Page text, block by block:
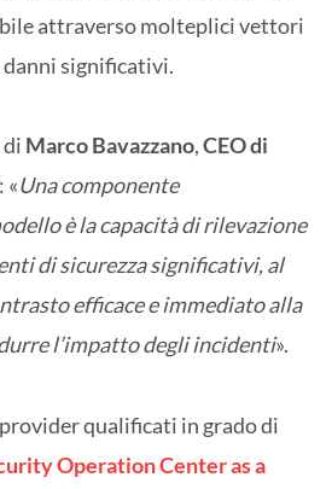
attraverso molteplici vettori
danni significativi.
Marco Bavazzano,CEO di
«Una componente
è la capacità di rilevazione
di sicurezza significativi, al
efficace e immediato alla
l’impatto degli incidenti».
qualificati in grado di
Operation Center as a